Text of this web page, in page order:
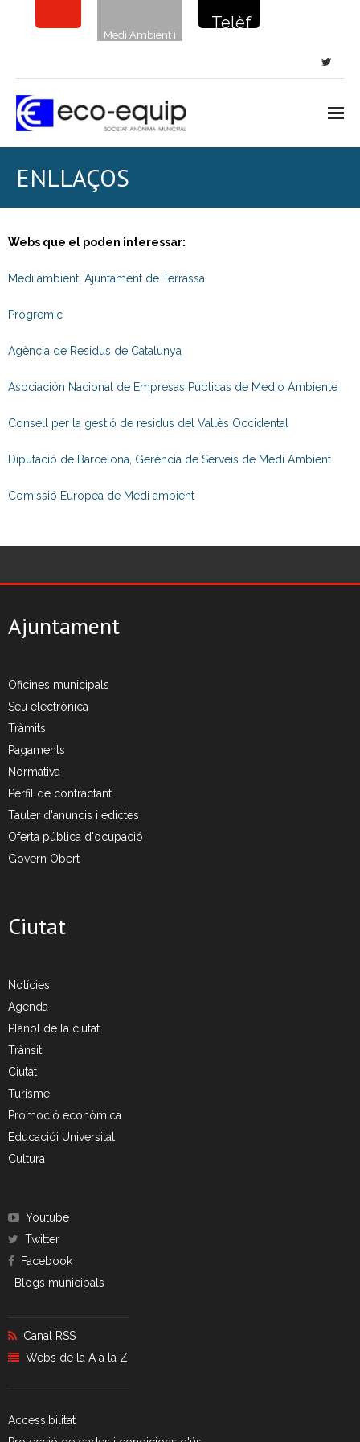
Medi Ambient i
Telèf
la
Neteja viària
- Neteja de carrers i places
- Clavegueram
- Papereres i sanecans
- Neteja a alta pressió
- Festes i activitats a l’aire lliure
Residus Municipals
- Sistemes de recollida
- Recollida comercial
- Deixalleria Can Barba
- Can Casanovas
- Deixalleria mòbil
- Industrials a Can Barba
- Instal·lacions Can Barba
- CRT Residus Especials
- Planta de Transferència
Privacitat
Nou model de contenidors d’alta eficiència
ENLLAÇOS
Webs que el poden interessar:
Medi ambient, Ajuntament de Terrassa
Progremic
Agència de Residus de Catalunya
Asociación Nacional de Empresas Públicas de Medio Ambiente
Consell per la gestió de residus del Vallès Occidental
Diputació de Barcelona, Gerència de Serveis de Medi Ambient
Comissió Europea de Medi ambient
Ajuntament
Oficines municipals
Seu electrònica
Tràmits
Pagaments
Normativa
Perfil de contractant
Tauler d'anuncis i edictes
Oferta pública d'ocupació
Govern Obert
Ciutat
Notícies
Agenda
Plànol de la ciutat
Trànsit
Ciutat
Turisme
Promoció econòmica
Educaciói Universitat
Cultura
Youtube
Twitter
Facebook
Blogs municipals
Canal RSS
Webs de la A a la Z
Accessibilitat